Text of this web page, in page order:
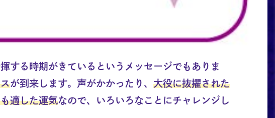
する時期がきているというメッセージでもありま
が到来します。声がかかったり、 大役に抜擢された
適した運気なので、いろいろなことにチャレンジし